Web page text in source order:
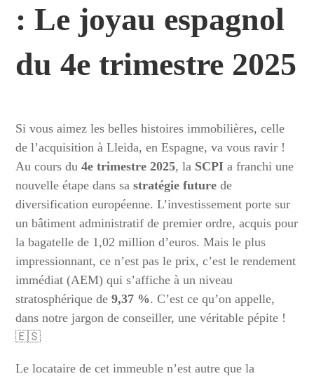
: Le joyau espagnol
du 4e trimestre 2025
Si vous aimez les belles histoires immobilières, celle
de l’acquisition à Lleida, en Espagne, va vous ravir !
Au cours du4e trimestre 2025, la SCPI a franchi une
nouvelle étape dans sastratégie future de
diversification européenne. L’investissement porte sur
un bâtiment administratif de premier ordre, acquis pour
la bagatelle de 1,02 million d’euros. Mais le plus
impressionnant, ce n’est pas le prix, c’est le rendement
immédiat (AEM) qui s’affiche à un niveau
stratosphérique de9,37 %. C’est ce qu’on appelle,
dans notre jargon de conseiller, une véritable pépite !
🇪🇸
Le locataire de cet immeuble n’est autre que la